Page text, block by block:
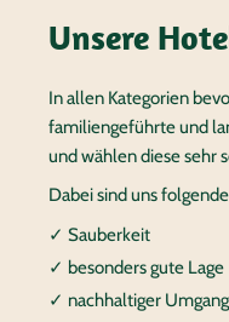
Unsere
In allen Kategorien
familiengeführte und
und wählen diese sehr
Dabei sind uns
✓ Sauberkeit
✓ besonders gute Lage
✓ nachhaltiger